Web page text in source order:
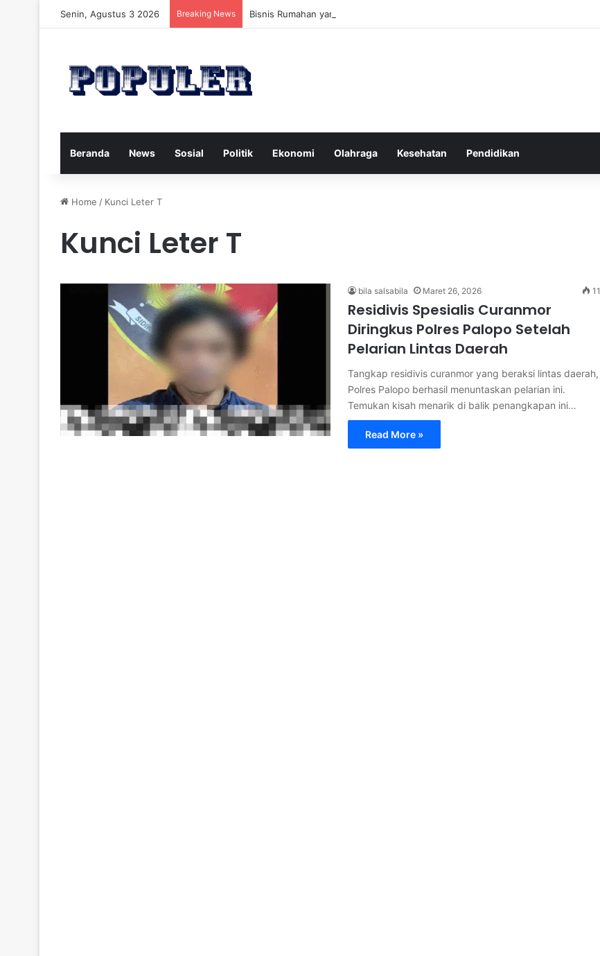
Senin, Agustus 3 2026 Breaking News Bisnis Rumahan yang Tumbuh Stabil dan Aman untuk Pendapatan Jangka Panjang
Beranda News Sosial Politik Ekonomi Olahraga Kesehatan Pendidikan
Home / Kunci Leter T
Kunci Leter T
bila salsabila Maret 26, 2026 11
Residivis Spesialis Curanmor
Diringkus Polres Palopo Setelah
Pelarian Lintas Daerah
Tangkap residivis curanmor yang beraksi lintas daerah,
Polres Palopo berhasil menuntaskan pelarian ini.
Temukan kisah menarik di balik penangkapan ini…
Read More »